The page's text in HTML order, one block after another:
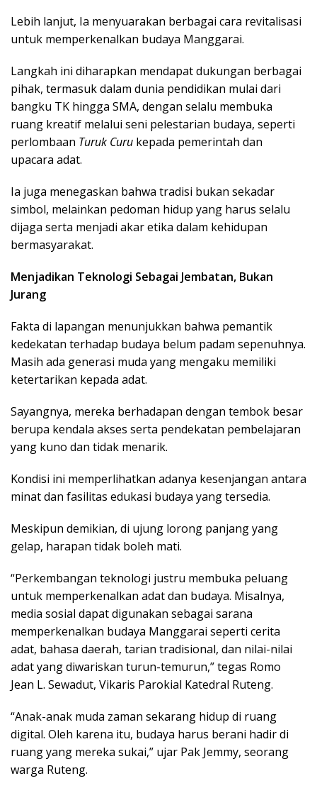
Lebih lanjut, Ia menyuarakan berbagai cara revitalisasi
untuk memperkenalkan budaya Manggarai.
Langkah ini diharapkan mendapat dukungan berbagai
pihak, termasuk dalam dunia pendidikan mulai dari
bangku TK hingga SMA, dengan selalu membuka
ruang kreatif melalui seni pelestarian budaya, seperti
perlombaan Turuk Curu kepada pemerintah dan
upacara adat.
Ia juga menegaskan bahwa tradisi bukan sekadar
simbol, melainkan pedoman hidup yang harus selalu
dijaga serta menjadi akar etika dalam kehidupan
bermasyarakat.
Menjadikan Teknologi Sebagai Jembatan, Bukan
Jurang
Fakta di lapangan menunjukkan bahwa pemantik
kedekatan terhadap budaya belum padam sepenuhnya.
Masih ada generasi muda yang mengaku memiliki
ketertarikan kepada adat.
Sayangnya, mereka berhadapan dengan tembok besar
berupa kendala akses serta pendekatan pembelajaran
yang kuno dan tidak menarik.
Kondisi ini memperlihatkan adanya kesenjangan antara
minat dan fasilitas edukasi budaya yang tersedia.
Meskipun demikian, di ujung lorong panjang yang
gelap, harapan tidak boleh mati.
“Perkembangan teknologi justru membuka peluang
untuk memperkenalkan adat dan budaya. Misalnya,
media sosial dapat digunakan sebagai sarana
memperkenalkan budaya Manggarai seperti cerita
adat, bahasa daerah, tarian tradisional, dan nilai-nilai
adat yang diwariskan turun-temurun,” tegas Romo
Jean L. Sewadut, Vikaris Parokial Katedral Ruteng.
“Anak-anak muda zaman sekarang hidup di ruang
digital. Oleh karena itu, budaya harus berani hadir di
ruang yang mereka sukai,” ujar Pak Jemmy, seorang
warga Ruteng.